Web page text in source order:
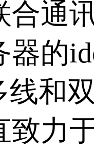
合通
器的
线和
致力